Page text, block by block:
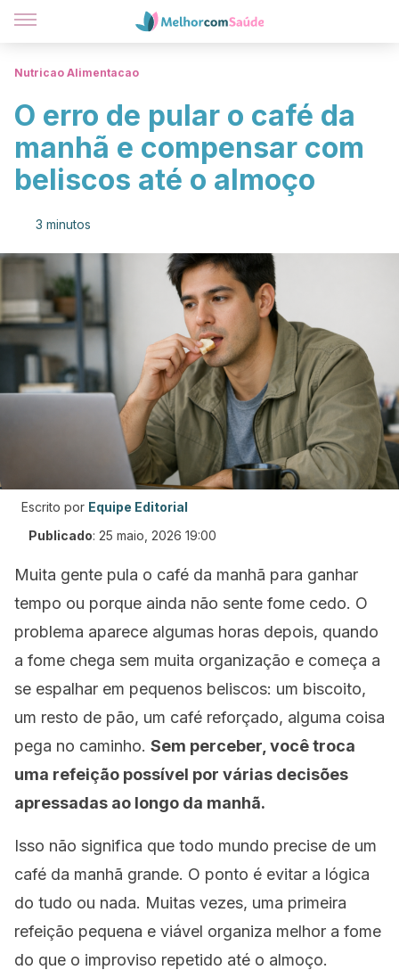
Nutricao Alimentacao
O erro de pular o café da
manhã e compensar com
beliscos até o almoço
3 minutos
Escrito por Equipe Editorial
Publicado: 25 maio, 2026 19:00
Muita gente pula o café da manhã para ganhar
tempo ou porque ainda não sente fome cedo. O
problema aparece algumas horas depois, quando
a fome chega sem muita organização e começa a
se espalhar em pequenos beliscos: um biscoito,
um resto de pão, um café reforçado, alguma coisa
pega no caminho. Sem perceber, você troca
uma refeição possível por várias decisões
apressadas ao longo da manhã.
Isso não significa que todo mundo precise de um
café da manhã grande. O ponto é evitar a lógica
do tudo ou nada. Muitas vezes, uma primeira
refeição pequena e viável organiza melhor a fome
do que o improviso repetido até o almoço.